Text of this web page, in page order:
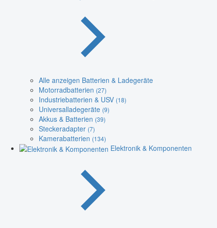
Alle anzeigen Batterien & Ladegeräte
Motorradbatterien (27)
Industriebatterien & USV (18)
Universalladegeräte (9)
Akkus & Batterien (39)
Steckeradapter (7)
Kamerabatterien (134)
Elektronik & Komponenten